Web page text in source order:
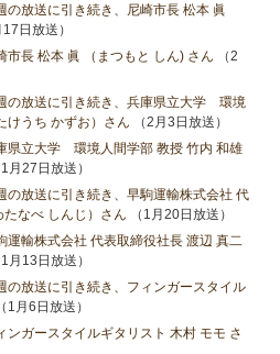
の放送に引き続き、尼崎市長 松本 眞
17日放送）
市長 松本 眞 （まつもと しん) さん （2
の放送に引き続き、兵庫県立大学 環境
けうち かずお）さん （2月3日放送）
県立大学 環境人間学部 教授 竹内 和雄
1月27日放送）
の放送に引き続き、早駒運輸株式会社 代
なべ しんじ）さん （1月20日放送）
運輸株式会社 代表取締役社長 渡辺 真二
1月13日放送）
の放送に引き続き、フィンガースタイル
1月6日放送）
ンガースタイルギタリスト 木村 モモ さ